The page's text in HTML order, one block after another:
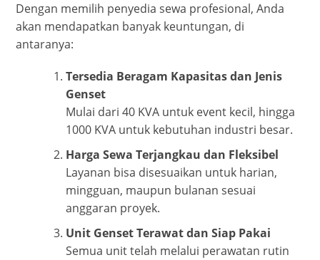
Dengan memilih penyedia sewa profesional, Anda
akan mendapatkan banyak keuntungan, di
antaranya:
Tersedia Beragam Kapasitas dan Jenis
Genset
Mulai dari 40 KVA untuk event kecil, hingga
1000 KVA untuk kebutuhan industri besar.
Harga Sewa Terjangkau dan Fleksibel
Layanan bisa disesuaikan untuk harian,
mingguan, maupun bulanan sesuai
anggaran proyek.
Unit Genset Terawat dan Siap Pakai
Semua unit telah melalui perawatan rutin